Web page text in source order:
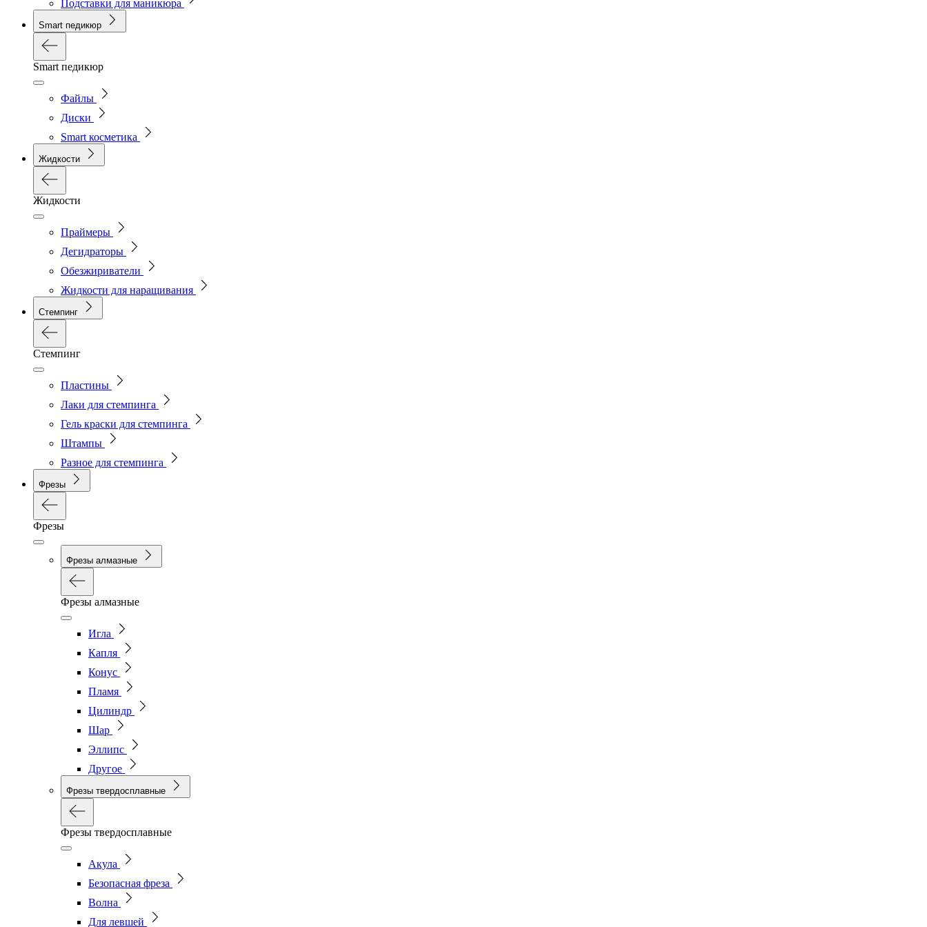
Подставки для маникюра
Smart педикюр
Smart педикюр
Файлы
Диски
Smart косметика
Жидкости
Жидкости
Праймеры
Дегидраторы
Обезжириватели
Жидкости для наращивания
Стемпинг
Стемпинг
Пластины
Лаки для стемпинга
Гель краски для стемпинга
Штампы
Разное для стемпинга
Фрезы
Фрезы
Фрезы алмазные
Фрезы алмазные
Игла
Капля
Конус
Пламя
Цилиндр
Шар
Эллипс
Другое
Фрезы твердосплавные
Фрезы твердосплавные
Акула
Безопасная фреза
Волна
Для левшей